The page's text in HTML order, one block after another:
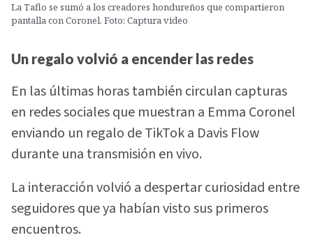
La Taflo se sumó a los creadores hondureños que compartieron
pantalla con Coronel. Foto: Captura video
Un regalo volvió a encender las redes
En las últimas horas también circulan capturas
en redes sociales que muestran a Emma Coronel
enviando un regalo de TikTok a Davis Flow
durante una transmisión en vivo.
La interacción volvió a despertar curiosidad entre
seguidores que ya habían visto sus primeros
encuentros.